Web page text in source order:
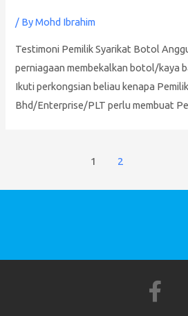
/ ByMohd Ibrahim
Testimoni Pemilik Syarikat Botol
perniagaan membekalkan botol/kaya
Ikuti perkongsian beliau kenapa
Bhd/Enterprise/PLT perlu membuat
1 2
F